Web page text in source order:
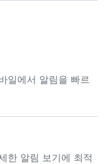
일에서 알림을 빠르
한 알림 보기에 최적